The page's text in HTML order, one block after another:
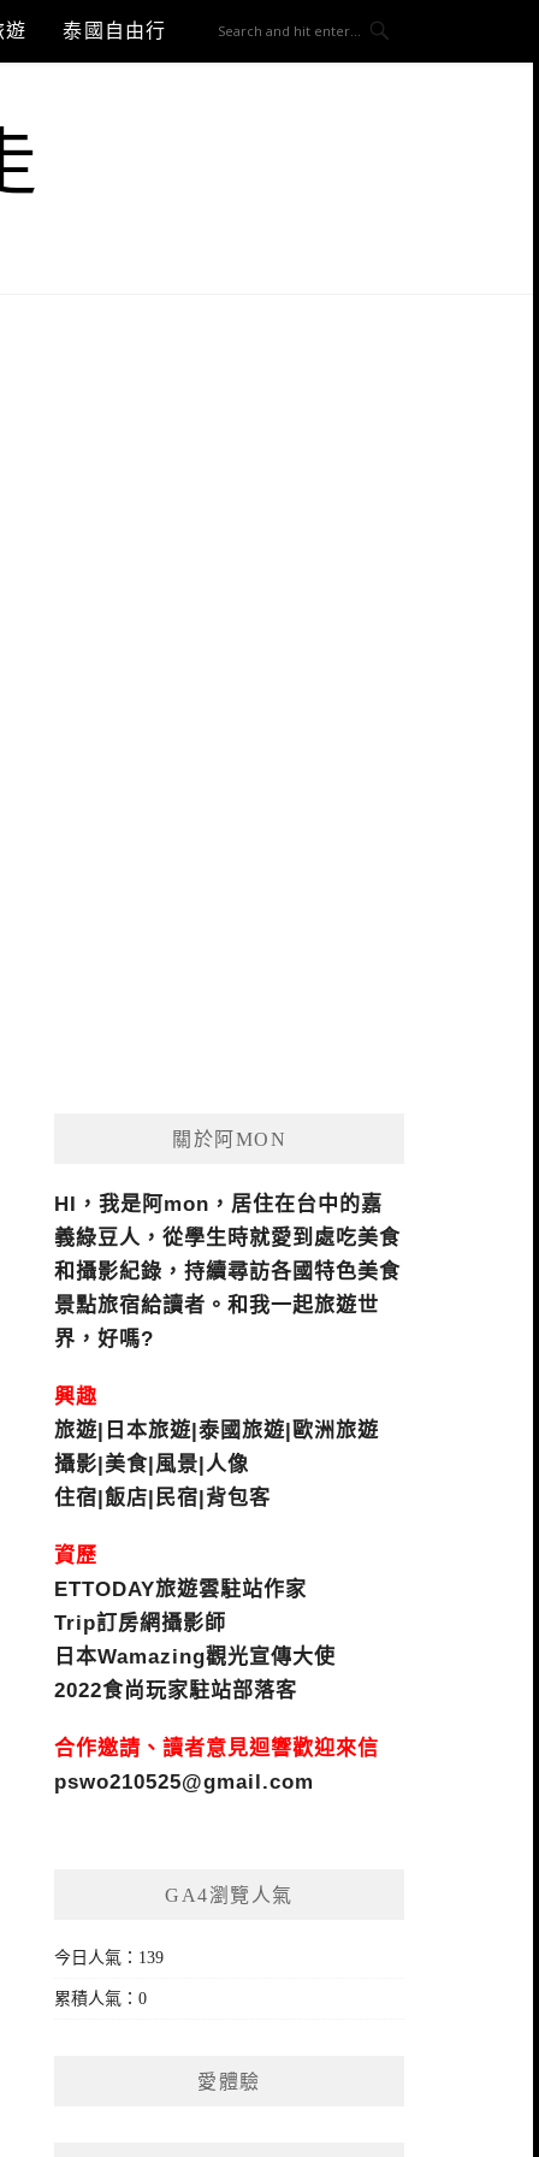
遊 泰國自由行
關於阿MON
HI，我是阿mon，居住在台中的嘉
義綠豆人，從學生時就愛到處吃美食
和攝影紀錄，持續尋訪各國特色美食
景點旅宿給讀者。和我一起旅遊世
界，好嗎?
興趣
旅遊|日本旅遊|泰國旅遊|歐洲旅遊
攝影|美食|風景|人像
住宿|飯店|民宿|背包客
資歷
ETTODAY旅遊雲駐站作家
Trip訂房網攝影師
日本Wamazing觀光宣傳大使
2022食尚玩家駐站部落客
合作邀請、讀者意見迴響歡迎來信
pswo210525@gmail.com
GA4瀏覽人氣
今日人氣：139
累積人氣：0
愛體驗